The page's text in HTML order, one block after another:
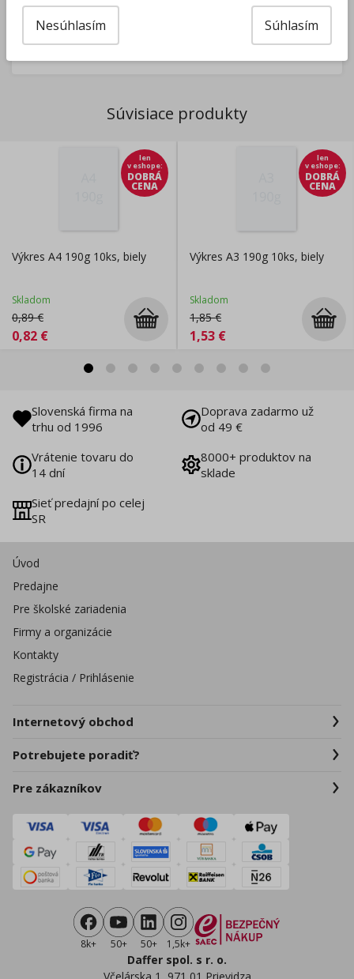
Súvisiace produkty
len
v eshope:
DOBRÁ
CENA
Výkres A4 190g 10ks, biely
Skladom
0,89€
0,82 €
len
v eshope:
DOBRÁ
CENA
Výkres A3 190g 10ks, biely
Skladom
1,85€
1,53 €
Slovenská firma na
trhu od 1996
Doprava zadarmo už
od 49 €
Vrátenie tovaru do
14 dní
8000+ produktov na
sklade
Sieť predajní po celej
SR
Úvod
Predajne
Pre školské zariadenia
Firmy a organizácie
Kontakty
Registrácia / Prihlásenie
Internetový obchod
Potrebujete poradiť?
Pre zákazníkov
Daffer spol. s r. o.
8k+ 50+ 50+ 1,5k+
Súhlasím
Nesúhlasím